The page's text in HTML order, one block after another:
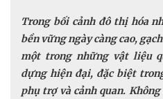
Trong bối cảnh đô thị hóa
bền vững ngày càng cao,
một trong những vật liệu
dựng hiện đại, đặc biệt
phụ trợ và cảnh quan.